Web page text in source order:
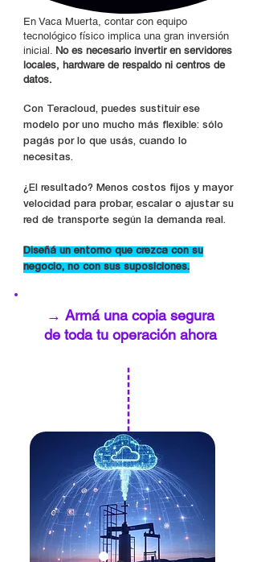
En Vaca Muerta, contar con equipo
tecnológico físico implica una gran inversión
inicial. No es necesario invertir en servidores
locales, hardware de respaldo ni centros de
datos.
Con Teracloud, puedes sustituir ese
modelo por uno mucho más flexible: sólo
pagás por lo que usás, cuando lo
necesitas.
¿El resultado? Menos costos fijos y mayor
velocidad para probar, escalar o ajustar su
red de transporte según la demanda real.
Diseñá un entorno que crezca con su
negocio, no con sus suposiciones.
→ Armá una copia segura
de toda tu operación ahora